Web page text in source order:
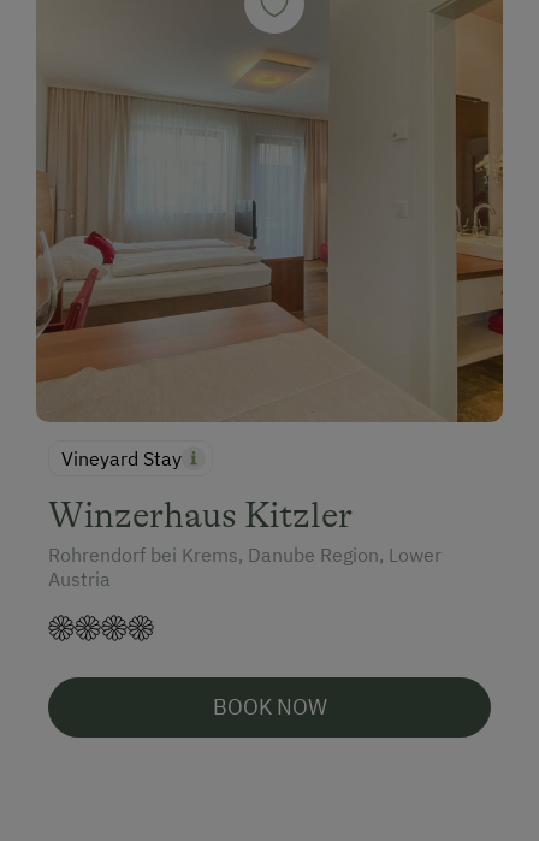
Vineyard Stay
Winzerhaus Kitzler
Rohrendorf bei Krems, Danube Region, Lower
Austria
BOOK NOW